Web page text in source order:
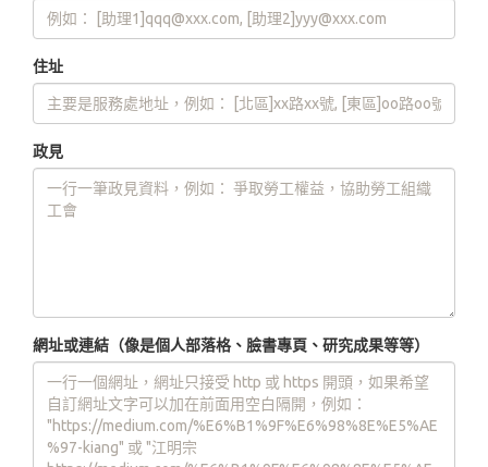
住址
政見
網址或連結（像是個人部落格、臉書專頁、研究成果等等）